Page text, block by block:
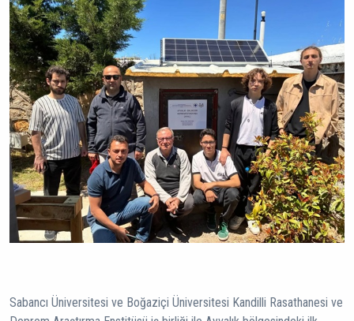
Sabancı Üniversitesi ve Boğaziçi Üniversitesi Kandilli Rasathanesi ve